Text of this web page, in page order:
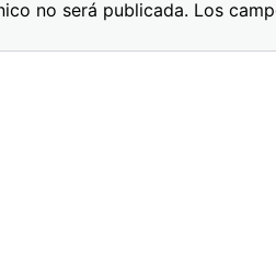
no será publicada. Los